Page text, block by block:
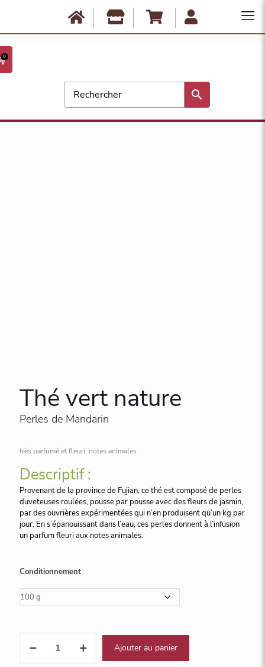
Anbassa est fermé du 10 août au 17 août. Les commandes ne seront
expédiées qu'à partir du 18 août. Bonnes vacances !
0
Thé vert nature
Perles de Mandarin
très parfumé et fleuri, notes animales
Descriptif :
Provenant de la province de Fujian, ce thé est composé de perles
duveteuses roulées, pousse par pousse avec des fleurs de jasmin,
par des ouvrières expérimentées qui n’en produisent qu’un kg par
jour. En s’épanouissant dans l’eau, ces perles donnent à l’infusion
un parfum fleuri aux notes animales.
Conditionnement
Ajouter au panier